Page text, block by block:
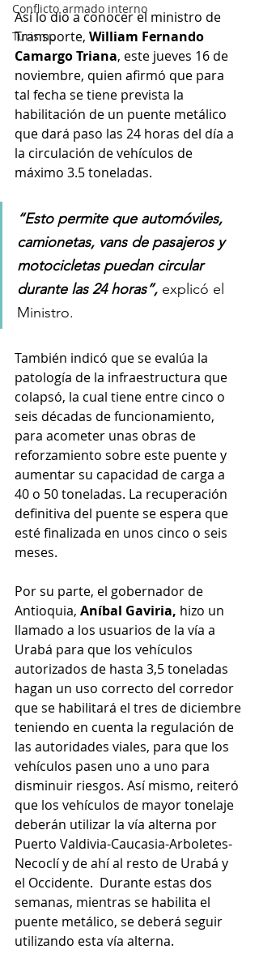
Conflicto armado interno
Turismo
Así lo dio a conocer el ministro de
Transporte, William Fernando
Camargo Triana, este jueves 16 de
noviembre, quien afirmó que para
tal fecha se tiene prevista la
habilitación de un puente metálico
que dará paso las 24 horas del día a
la circulación de vehículos de
máximo 3.5 toneladas.
“Esto permite que automóviles,
camionetas, vans de pasajeros y
motocicletas puedan circular
durante las 24 horas”, explicó el
Ministro.
También indicó que se evalúa la
patología de la infraestructura que
colapsó, la cual tiene entre cinco o
seis décadas de funcionamiento,
para acometer unas obras de
reforzamiento sobre este puente y
aumentar su capacidad de carga a
40 o 50 toneladas. La recuperación
definitiva del puente se espera que
esté finalizada en unos cinco o seis
meses.
Por su parte, el gobernador de
Antioquia, Aníbal Gaviria, hizo un
llamado a los usuarios de la vía a
Urabá para que los vehículos
autorizados de hasta 3,5 toneladas
hagan un uso correcto del corredor
que se habilitará el tres de diciembre
teniendo en cuenta la regulación de
las autoridades viales, para que los
vehículos pasen uno a uno para
disminuir riesgos. Así mismo, reiteró
que los vehículos de mayor tonelaje
deberán utilizar la vía alterna por
Puerto Valdivia-Caucasia-Arboletes-
Necoclí y de ahí al resto de Urabá y
el Occidente.  Durante estas dos
semanas, mientras se habilita el
puente metálico, se deberá seguir
utilizando esta vía alterna.